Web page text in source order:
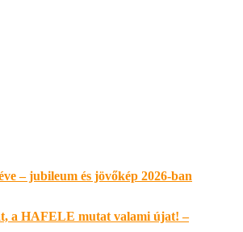
– jubileum és jövőkép 2026-ban
a HAFELE mutat valami újat! –